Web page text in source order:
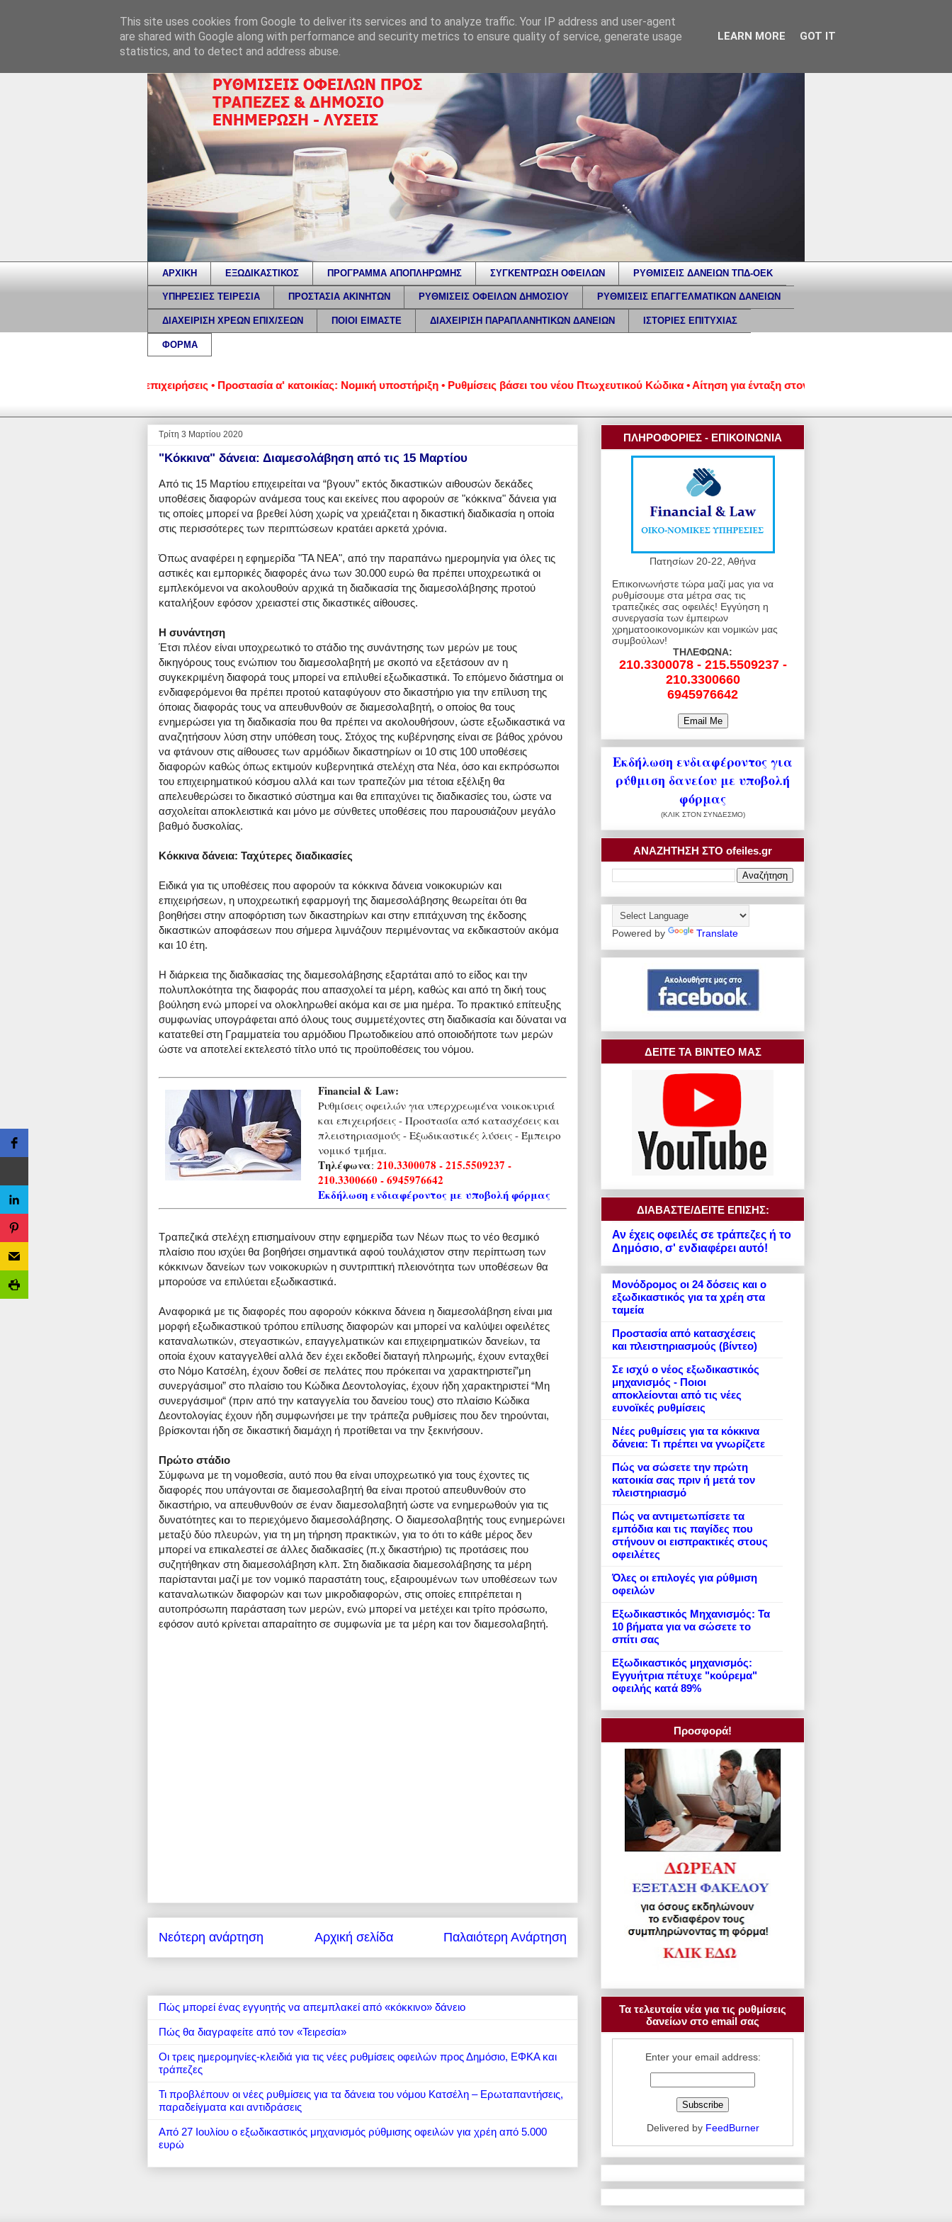
ΑΡΧΙΚΗ ΕΞΩΔΙΚΑΣΤΙΚΟΣ ΠΡΟΓΡΑΜΜΑ ΑΠΟΠΛΗΡΩΜΗΣ ΣΥΓΚΕΝΤΡΩΣΗ ΟΦΕΙΛΩΝ ΡΥΘΜΙΣΕΙΣ ΔΑΝΕΙΩΝ ΤΠΔ-ΟΕΚ
ΥΠΗΡΕΣΙΕΣ ΤΕΙΡΕΣΙΑ ΠΡΟΣΤΑΣΙΑ ΑΚΙΝΗΤΩΝ ΡΥΘΜΙΣΕΙΣ ΟΦΕΙΛΩΝ ΔΗΜΟΣΙΟΥ ΡΥΘΜΙΣΕΙΣ ΕΠΑΓΓΕΛΜΑΤΙΚΩΝ ΔΑΝΕΙΩΝ
ΔΙΑΧΕΙΡΙΣΗ ΧΡΕΩΝ ΕΠΙΧ/ΣΕΩΝ ΠΟΙΟΙ ΕΙΜΑΣΤΕ ΔΙΑΧΕΙΡΙΣΗ ΠΑΡΑΠΛΑΝΗΤΙΚΩΝ ΔΑΝΕΙΩΝ ΙΣΤΟΡΙΕΣ ΕΠΙΤΥΧΙΑΣ
ΦΟΡΜΑ
νοικοκυριά και επιχειρήσεις • Προστασία α' κατοικίας: Νομική υποστήριξη • Ρυθμίσεις βάσει του νέου Πτωχευτικού Κώδικα • Αίτηση για ένταξη στον νέο εξωδικαστικό
Τρίτη 3 Μαρτίου 2020
"Κόκκινα" δάνεια: Διαμεσολάβηση από τις 15 Μαρτίου
Από τις 15 Μαρτίου επιχειρείται να “βγουν” εκτός δικαστικών αιθουσών δεκάδες
υποθέσεις διαφορών ανάμεσα τους και εκείνες που αφορούν σε "κόκκινα" δάνεια για
τις οποίες μπορεί να βρεθεί λύση χωρίς να χρειάζεται η δικαστική διαδικασία η οποία
στις περισσότερες των περιπτώσεων κρατάει αρκετά χρόνια.
Όπως αναφέρει η εφημερίδα "ΤΑ ΝΕΑ", από την παραπάνω ημερομηνία για όλες τις
αστικές και εμπορικές διαφορές άνω των 30.000 ευρώ θα πρέπει υποχρεωτικά οι
εμπλεκόμενοι να ακολουθούν αρχικά τη διαδικασία της διαμεσολάβησης προτού
καταλήξουν εφόσον χρειαστεί στις δικαστικές αίθουσες.
Η συνάντηση
Έτσι πλέον είναι υποχρεωτικό το στάδιο της συνάντησης των μερών με τους
δικηγόρους τους ενώπιον του διαμεσολαβητή με σκοπό να εξετάσουν αν η
συγκεκριμένη διαφορά τους μπορεί να επιλυθεί εξωδικαστικά. Το επόμενο διάστημα οι
ενδιαφερόμενοι θα πρέπει προτού καταφύγουν στο δικαστήριο για την επίλυση της
όποιας διαφοράς τους να απευθυνθούν σε διαμεσολαβητή, ο οποίος θα τους
ενημερώσει για τη διαδικασία που θα πρέπει να ακολουθήσουν, ώστε εξωδικαστικά να
αναζητήσουν λύση στην υπόθεση τους. Στόχος της κυβέρνησης είναι σε βάθος χρόνου
να φτάνουν στις αίθουσες των αρμόδιων δικαστηρίων οι 10 στις 100 υποθέσεις
διαφορών καθώς όπως εκτιμούν κυβερνητικά στελέχη στα Νέα, όσο και εκπρόσωποι
του επιχειρηματικού κόσμου αλλά και των τραπεζών μια τέτοια εξέλιξη θα
απελευθερώσει το δικαστικό σύστημα και θα επιταχύνει τις διαδικασίες του, ώστε να
ασχολείται αποκλειστικά και μόνο με σύνθετες υποθέσεις που παρουσιάζουν μεγάλο
βαθμό δυσκολίας.
Κόκκινα δάνεια: Ταχύτερες διαδικασίες
Ειδικά για τις υποθέσεις που αφορούν τα κόκκινα δάνεια νοικοκυριών και
επιχειρήσεων, η υποχρεωτική εφαρμογή της διαμεσολάβησης θεωρείται ότι θα
βοηθήσει στην αποφόρτιση των δικαστηρίων και στην επιτάχυνση της έκδοσης
δικαστικών αποφάσεων που σήμερα λιμνάζουν περιμένοντας να εκδικαστούν ακόμα
και 10 έτη.
Η διάρκεια της διαδικασίας της διαμεσολάβησης εξαρτάται από το είδος και την
πολυπλοκότητα της διαφοράς που απασχολεί τα μέρη, καθώς και από τη δική τους
βούληση ενώ μπορεί να ολοκληρωθεί ακόμα και σε μια ημέρα. Το πρακτικό επίτευξης
συμφωνίας υπογράφεται από όλους τους συμμετέχοντες στη διαδικασία και δύναται να
κατατεθεί στη Γραμματεία του αρμόδιου Πρωτοδικείου από οποιοδήποτε των μερών
ώστε να αποτελεί εκτελεστό τίτλο υπό τις προϋποθέσεις του νόμου.
Financial & Law:
Ρυθμίσεις οφειλών για υπερχρεωμένα νοικοκυριά
και επιχειρήσεις - Προστασία από κατασχέσεις και
πλειστηριασμούς - Εξωδικαστικές λύσεις - Έμπειρο
νομικό τμήμα.
Τηλέφωνα: 210.3300078 - 215.5509237 -
210.3300660 - 6945976642
Εκδήλωση ενδιαφέροντος με υποβολή φόρμας
Τραπεζικά στελέχη επισημαίνουν στην εφημερίδα των Νέων πως το νέο θεσμικό
πλαίσιο που ισχύει θα βοηθήσει σημαντικά αφού τουλάχιστον στην περίπτωση των
κόκκινων δανείων των νοικοκυριών η συντριπτική πλειονότητα των υποθέσεων θα
μπορούσε να επιλύεται εξωδικαστικά.
Αναφορικά με τις διαφορές που αφορούν κόκκινα δάνεια η διαμεσολάβηση είναι μια
μορφή εξωδικαστικού τρόπου επίλυσης διαφορών και μπορεί να καλύψει οφειλέτες
καταναλωτικών, στεγαστικών, επαγγελματικών και επιχειρηματικών δανείων, τα
οποία έχουν καταγγελθεί αλλά δεν έχει εκδοθεί διαταγή πληρωμής, έχουν ενταχθεί
στο Νόμο Κατσέλη, έχουν δοθεί σε πελάτες που πρόκειται να χαρακτηριστεί”μη
συνεργάσιμοι” στο πλαίσιο του Κώδικα Δεοντολογίας, έχουν ήδη χαρακτηριστεί “Μη
συνεργάσιμοι“ (πριν από την καταγγελία του δανείου τους) στο πλαίσιο Κώδικα
Δεοντολογίας έχουν ήδη συμφωνήσει με την τράπεζα ρυθμίσεις που δεν τηρούνται,
βρίσκονται ήδη σε δικαστική διαμάχη ή προτίθεται να την ξεκινήσουν.
Πρώτο στάδιο
Σύμφωνα με τη νομοθεσία, αυτό που θα είναι υποχρεωτικό για τους έχοντες τις
διαφορές που υπάγονται σε διαμεσολαβητή θα είναι προτού απευθυνθούν στο
δικαστήριο, να απευθυνθούν σε έναν διαμεσολαβητή ώστε να ενημερωθούν για τις
δυνατότητες και το περιεχόμενο διαμεσολάβησης. Ο διαμεσολαβητής τους ενημερώνει
μεταξύ δύο πλευρών, για τη μη τήρηση πρακτικών, για το ότι το κάθε μέρος δεν
μπορεί να επικαλεστεί σε άλλες διαδικασίες (π.χ δικαστήριο) τις προτάσεις που
συζητήθηκαν στη διαμεσολάβηση κλπ. Στη διαδικασία διαμεσολάβησης τα μέρη
παρίστανται μαζί με τον νομικό παραστάτη τους, εξαιρουμένων των υποθέσεων των
καταναλωτικών διαφορών και των μικροδιαφορών, στις οποίες επιτρέπεται η
αυτοπρόσωπη παράσταση των μερών, ενώ μπορεί να μετέχει και τρίτο πρόσωπο,
εφόσον αυτό κρίνεται απαραίτητο σε συμφωνία με τα μέρη και τον διαμεσολαβητή.
Νεότερη ανάρτηση Παλαιότερη Ανάρτηση
Αρχική σελίδα
Πώς μπορεί ένας εγγυητής να απεμπλακεί από «κόκκινο» δάνειο
Πώς θα διαγραφείτε από τον «Τειρεσία»
Οι τρεις ημερομηνίες-κλειδιά για τις νέες ρυθμίσεις οφειλών προς Δημόσιο, ΕΦΚΑ και
τράπεζες
Τι προβλέπουν οι νέες ρυθμίσεις για τα δάνεια του νόμου Κατσέλη – Ερωταπαντήσεις,
παραδείγματα και αντιδράσεις
Από 27 Ιουλίου ο εξωδικαστικός μηχανισμός ρύθμισης οφειλών για χρέη από 5.000
ευρώ
ΠΛΗΡΟΦΟΡΙΕΣ - ΕΠΙΚΟΙΝΩΝΙΑ
Πατησίων 20-22, Αθήνα
Επικοινωνήστε τώρα μαζί μας για να
ρυθμίσουμε στα μέτρα σας τις
τραπεζικές σας οφειλές! Εγγύηση η
συνεργασία των έμπειρων
χρηματοοικονομικών και νομικών μας
συμβούλων!
ΤΗΛΕΦΩΝΑ:
210.3300078 - 215.5509237 -
210.3300660
6945976642
Εκδήλωση ενδιαφέροντος για
ρύθμιση δανείου με υποβολή
φόρμας
(ΚΛΙΚ ΣΤΟΝ ΣΥΝΔΕΣΜΟ)
ΑΝΑΖΗΤΗΣΗ ΣΤΟ ofeiles.gr
Powered by Translate
ΔΕΙΤΕ ΤΑ ΒΙΝΤΕΟ ΜΑΣ
ΔΙΑΒΑΣΤΕ/ΔΕΙΤΕ ΕΠΙΣΗΣ:
Αν έχεις οφειλές σε τράπεζες ή το
Δημόσιο, σ' ενδιαφέρει αυτό!
Μονόδρομος οι 24 δόσεις και ο
εξωδικαστικός για τα χρέη στα
ταμεία
Προστασία από κατασχέσεις
και πλειστηριασμούς (βίντεο)
Σε ισχύ ο νέος εξωδικαστικός
μηχανισμός - Ποιοι
αποκλείονται από τις νέες
ευνοϊκές ρυθμίσεις
Νέες ρυθμίσεις για τα κόκκινα
δάνεια: Τι πρέπει να γνωρίζετε
Πώς να σώσετε την πρώτη
κατοικία σας πριν ή μετά τον
πλειστηριασμό
Πώς να αντιμετωπίσετε τα
εμπόδια και τις παγίδες που
στήνουν οι εισπρακτικές στους
οφειλέτες
Όλες οι επιλογές για ρύθμιση
οφειλών
Εξωδικαστικός Μηχανισμός: Τα
10 βήματα για να σώσετε το
σπίτι σας
Εξωδικαστικός μηχανισμός:
Εγγυήτρια πέτυχε "κούρεμα"
οφειλής κατά 89%
Προσφορά!
Τα τελευταία νέα για τις ρυθμίσεις
δανείων στο email σας
Enter your email address:
Delivered by FeedBurner
This site uses cookies from Google to deliver its services and to analyze traffic. Your IP address and user-agent
are shared with Google along with performance and security metrics to ensure quality of service, generate usage
statistics, and to detect and address abuse.
LEARN MORE GOT IT